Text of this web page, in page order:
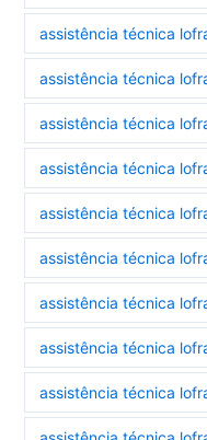
assistência técnica
assistência técnica
assistência técnica
assistência técnica
assistência técnica
assistência técnica
assistência técnica
assistência técnica
assistência técnica